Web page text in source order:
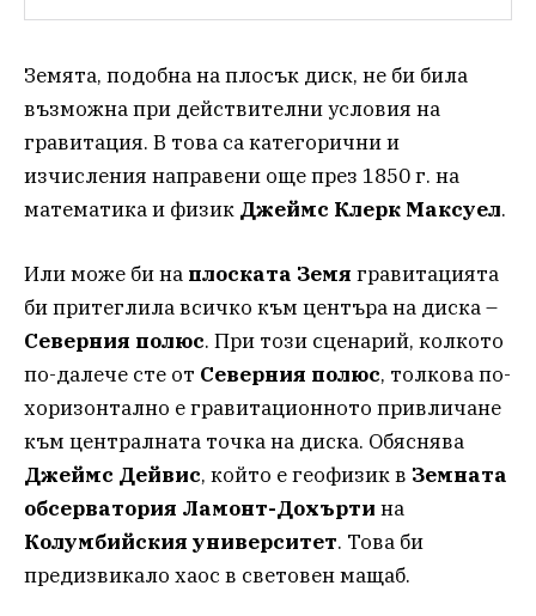
Земята, подобна на плосък диск, не би била
възможна при действителни условия на
гравитация. В това са категорични и
изчисления направени още през 1850 г. на
математика и физик Джеймс Клерк Максуел.
Или може би на плоската Земя гравитацията
би притеглила всичко към центъра на диска –
Северния полюс. При този сценарий, колкото
по-далече сте от Северния полюс, толкова по-
хоризонтално е гравитационното привличане
към централната точка на диска. Обяснява
Джеймс Дейвис, който е геофизик в Земната
обсерватория Ламонт-Дохърти на
Колумбийския университет. Това би
предизвикало хаос в световен мащаб.